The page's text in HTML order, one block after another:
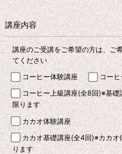
講座内容
講座のご受講をご希望の方は、ご
てください
コーヒー体験講座
コー
コーヒー上級講座(全8回)※基
限ります
カカオ体験講座
カカオ基礎講座(全4回)※カカ
ります